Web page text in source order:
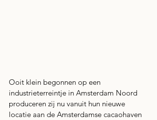
Ooit klein begonnen op een
industrieterreintje in Amsterdam Noord
produceren zij nu vanuit hun nieuwe
locatie aan de Amsterdamse cacaohaven